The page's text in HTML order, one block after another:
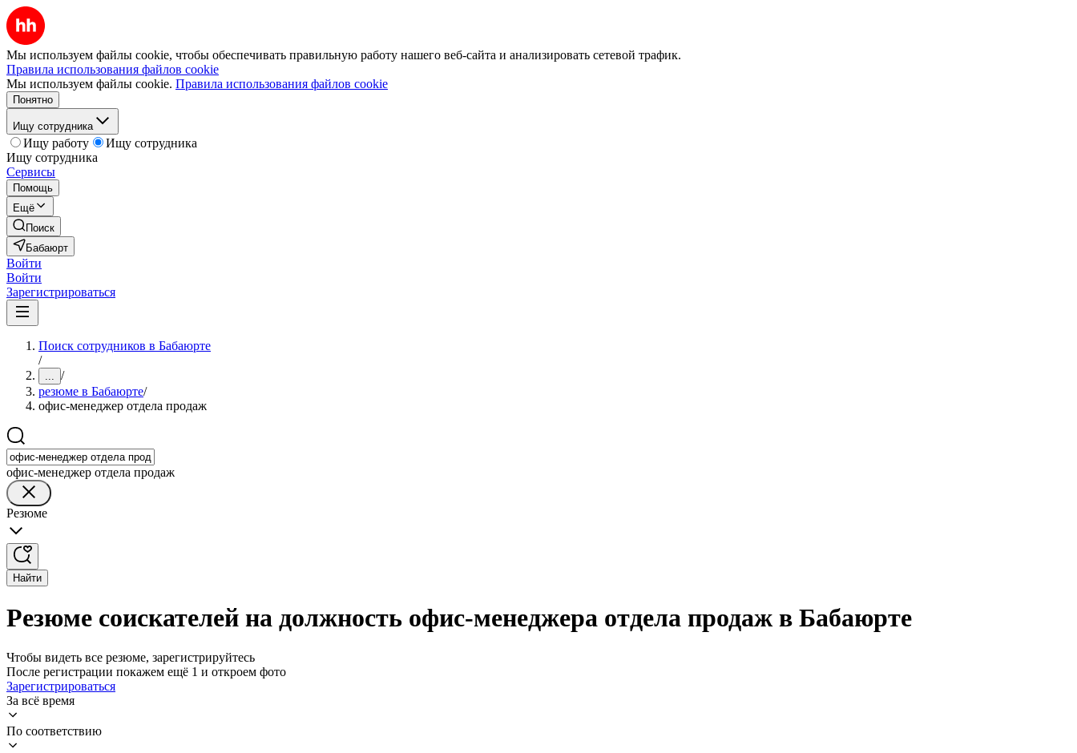
Мы используем файлы cookie, чтобы обеспечивать правильную работу нашего веб-сайта и анализировать сетевой трафик.
Правила использования файлов cookie
Мы используем файлы cookie. Правила использования файлов cookie
Понятно
Ищу сотрудника
Ищу работу
Ищу сотрудника
Ищу сотрудника
Сервисы
Помощь
Ещё
Поиск
Бабаюрт
Войти
Войти
Зарегистрироваться
Поиск сотрудников в Бабаюрте
/
... /
резюме в Бабаюрте/
офис-менеджер отдела продаж
офис-менеджер отдела продаж
Резюме
Найти
Резюме соискателей на должность офис-менеджера отдела продаж в Бабаюрте
Чтобы видеть все резюме, зарегистрируйтесь
После регистрации покажем ещё 1 и откроем фото
Зарегистрироваться
За всё время
По соответствию